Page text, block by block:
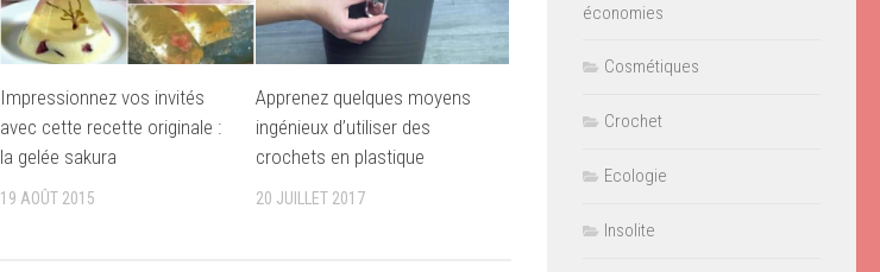
Impressionnez vos invités
avec cette recette originale :
la gelée sakura
19 AOÛT 2015
Apprenez quelques moyens
ingénieux d’utiliser des
crochets en plastique
20 JUILLET 2017
économies
Cosmétiques
Crochet
Ecologie
Insolite